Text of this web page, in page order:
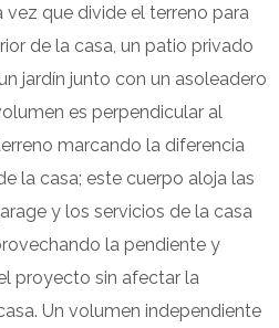
vez que divide el terreno para
de la casa, un patio privado
jardín junto con un asoleadero
es perpendicular al
marcando la diferencia
la casa; este cuerpo aloja las
y los servicios de la casa
la pendiente y
proyecto sin afectar la
Un volumen independiente